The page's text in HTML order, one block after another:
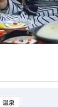
温泉